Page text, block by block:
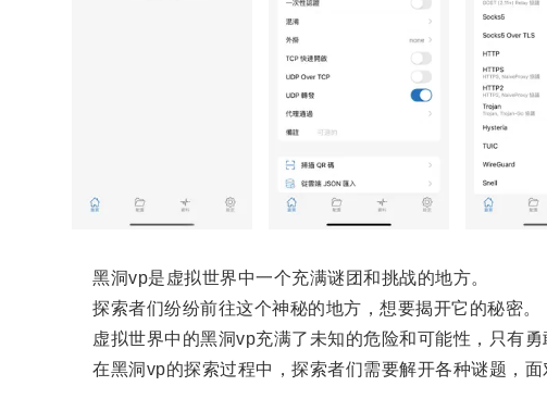
黑洞vp是虚拟世界中一个充满谜团和挑战的地方。
探索者们纷纷前往这个神秘的地方，想要揭开它的秘密。
虚拟世界中的黑洞vp充满了未知的危险和可能性，只有勇
在黑洞vp的探索过程中，探索者们需要解开各种谜题，面